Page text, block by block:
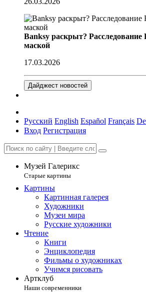
Banksy раскрыт? Расследование
маской
17.03.2026
Дайджест новостей
Русский English Español Français
Вход Регистрация
Музей Галерикс
Старые картины
Картины
Картинная галерея
Художники
Музеи мира
Русские художники
Чтение
Книги
Энциклопедия
Фильмы о художниках
Учимся рисовать
Артклуб
Наши современники